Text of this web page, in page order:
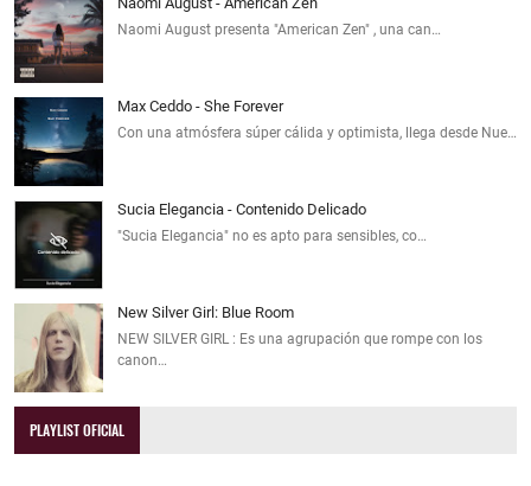
Naomi August presenta "American Zen" , una can…
Max Ceddo - She Forever
Con una atmósfera súper cálida y optimista, llega desde Nue…
Sucia Elegancia - Contenido Delicado
"Sucia Elegancia" no es apto para sensibles, co…
New Silver Girl: Blue Room
NEW SILVER GIRL : Es una agrupación que rompe con los
canon…
PLAYLIST OFICIAL